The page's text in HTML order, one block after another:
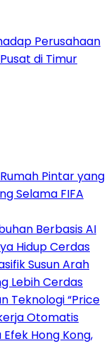
Perusahaan
di Timur
Pintar yang
Selama FIFA
Berbasis AI
Hidup Cerdas
Susun Arah
Lebih Cerdas
Teknologi “Price
Otomatis
Hong Kong,